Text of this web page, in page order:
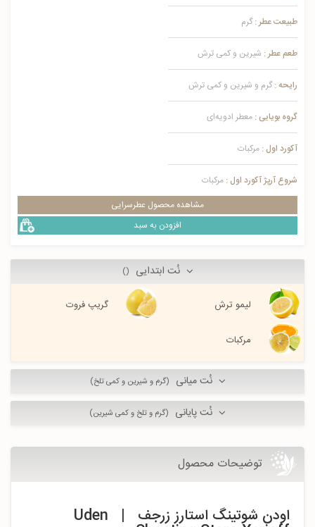
طبیعت عطر : گرم
طعم عطر : شیرین و کمی ترش
رایحه : گرم و شیرین و کمی ترش
گروه بویایی : معطر ادویه‌ای
آکورد اول : مرکبات
شروع آرپژ آکورد اول : مرکبات
مشاهده محصول عطرسرایی
افزودن به سبد
نُت ابتدایی ()
لیمو ترش گریپ فروت
مرکبات
نُت میانی (گرم و شیرین و کمی تلخ)
نُت پایانی (گرم و تلخ و کمی شیرین)
توضیحات محصول
اودن شوتینگ استارز زرجف | Uden